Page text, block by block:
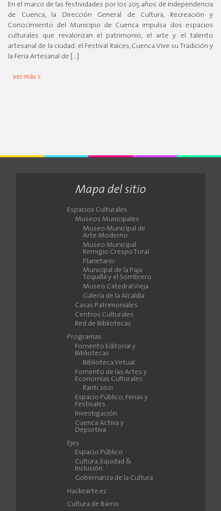
En el marco de las festividades por los 205 años de Independencia
de Cuenca, la Dirección General de Cultura, Recreación y
Conocimiento del Municipio de Cuenca impulsa dos espacios
culturales que revalorizan el patrimonio, el arte y el talento
artesanal de la ciudad: el Festival Raíces, Cuenca Vive su Tradición y
la Feria Artesanal de […]
ver más >
Mapa del sitio
Espacios Culturales
Museos Municipales
Museo Municipal de
Arte Moderno
Museo Municipal
Remigio Crespo Toral
Planetario
Municipal de la Paja
Toquilla y el Sombrero
Museo Catedral Vieja
Galería de la Alcaldía
Casas Patrimoniales
Centros Culturales
Red de Bibliotecas
Programas
Fomento Editorial y
Bibliotecas
Biblioteca Virtual
Fomento de las Artes y
Economías Culturales
Ranti 2021
Espacio Público, Ferias y
Festivales
Investigación
Cuenca Activa y
Deportiva
Ejes
Espacio Público
Cultura, Equidad &
Inclusión
Gobernanza de la Cultura
Hackearte.ec
Cultura de Barrio